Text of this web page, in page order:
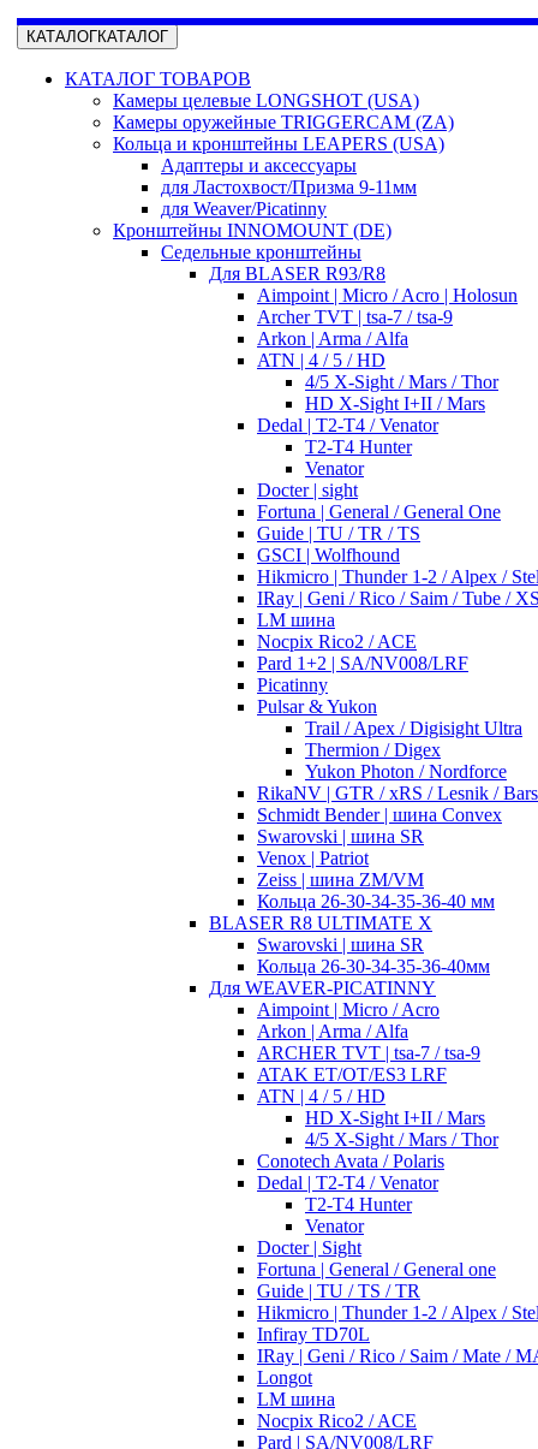
КАТАЛОГКАТАЛОГ
КАТАЛОГ ТОВАРОВ
Камеры целевые LONGSHOT (USA)
Камеры оружейные TRIGGERCAM (ZA)
Кольца и кронштейны LEAPERS (USA)
Адаптеры и аксессуары
для Ластохвост/Призма 9-11мм
для Weaver/Picatinny
Кронштейны INNOMOUNT (DE)
Седельные кронштейны
Для BLASER R93/R8
Aimpoint | Micro / Acro | Holosun
Archer TVT | tsa-7 / tsa-9
Arkon | Arma / Alfa
ATN | 4 / 5 / HD
4/5 X-Sight / Mars / Thor
HD X-Sight I+II / Mars
Dedal | T2-T4 / Venator
T2-T4 Hunter
Venator
Docter | sight
Fortuna | General / General One
Guide | TU / TR / TS
GSCI | Wolfhound
Hikmicro | Thunder 1-2 / Alpex /
IRay | Geni / Rico / Saim / Tube /
LM шина
Nocpix Rico2 / ACE
Pard 1+2 | SA/NV008/LRF
Picatinny
Pulsar & Yukon
Trail / Apex / Digisight Ultra
Thermion / Digex
Yukon Photon / Nordforce
RikaNV | GTR / xRS / Lesnik /
Schmidt Bender | шина Convex
Swarovski | шина SR
Venox | Patriot
Zeiss | шина ZM/VM
Кольца 26-30-34-35-36-40 мм
BLASER R8 ULTIMATE X
Swarovski | шина SR
Кольца 26-30-34-35-36-40мм
Для WEAVER-PICATINNY
Aimpoint | Micro / Acro
Arkon | Arma / Alfa
ARCHER TVT | tsa-7 / tsa-9
ATAK ET/OT/ES3 LRF
ATN | 4 / 5 / HD
HD X-Sight I+II / Mars
4/5 X-Sight / Mars / Thor
Conotech Avata / Polaris
Dedal | T2-T4 / Venator
T2-T4 Hunter
Venator
Docter | Sight
Fortuna | General / General one
Guide | TU / TS / TR
Hikmicro | Thunder 1-2 / Alpex /
Infiray TD70L
IRay | Geni / Rico / Saim / Mate /
Longot
LM шина
Nocpix Rico2 / ACE
Pard | SA/NV008/LRF